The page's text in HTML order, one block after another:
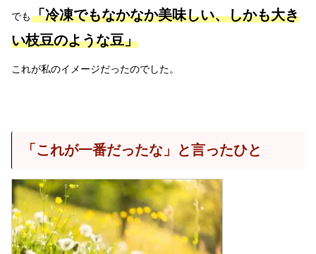
でも「冷凍でもなかなか美味しい、しかも大き
い枝豆のような豆」
これが私のイメージだったのでした。
「これが一番だったな」と言ったひと